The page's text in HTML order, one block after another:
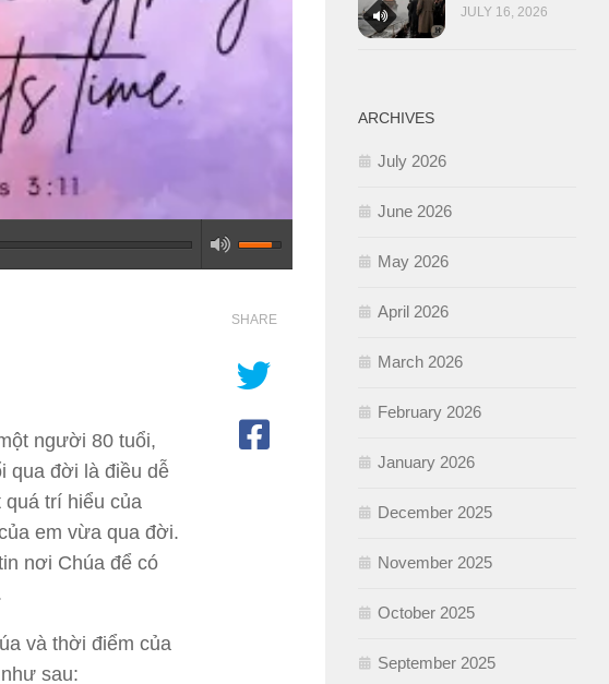
người 80 tuổi,
qua đời là điều dễ
trí hiểu của
em vừa qua đời.
nơi Chúa để có
và thời điểm của
sau:
SHARE
JULY 16, 2026
ARCHIVES
July 2026
June 2026
May 2026
April 2026
March 2026
February 2026
January 2026
December 2025
November 2025
October 2025
September 2025